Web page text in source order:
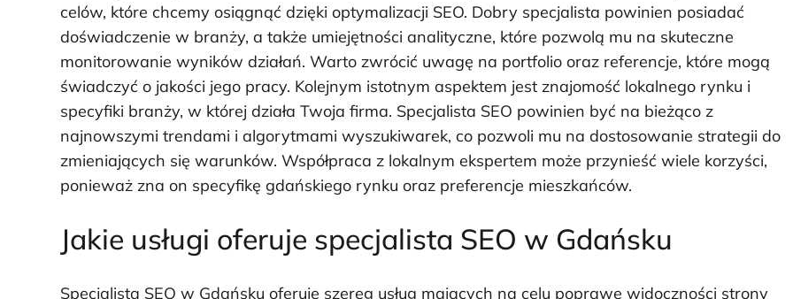
celów, które chcemy osiągnąć dzięki optymalizacji SEO. Dobry specjalista powinien posiadać
doświadczenie w branży, a także umiejętności analityczne, które pozwolą mu na skuteczne
monitorowanie wyników działań. Warto zwrócić uwagę na portfolio oraz referencje, które mogą
świadczyć o jakości jego pracy. Kolejnym istotnym aspektem jest znajomość lokalnego rynku i
specyfiki branży, w której działa Twoja firma. Specjalista SEO powinien być na bieżąco z
najnowszymi trendami i algorytmami wyszukiwarek, co pozwoli mu na dostosowanie strategii do
zmieniających się warunków. Współpraca z lokalnym ekspertem może przynieść wiele korzyści,
ponieważ zna on specyfikę gdańskiego rynku oraz preferencje mieszkańców.
Jakie usługi oferuje specjalista SEO w Gdańsku
Specjalista SEO w Gdańsku oferuje szereg usług mających na celu poprawę widoczności strony